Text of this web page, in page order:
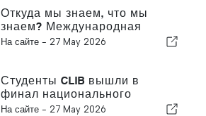
Откуда мы знаем, что мы
знаем? Международная
школа United Lisbon проводит
На сайте - 27 May 2026
Студенты CLIB вышли в
финал национального
конкурса с инновационным
На сайте - 27 May 2026